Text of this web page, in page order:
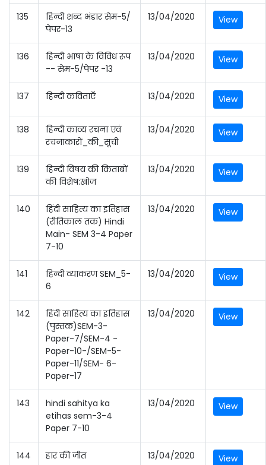
135
हिन्दी शब्द भंडार सेम-5/
पेपर-13
13/04/2020 View
136
हिन्दी भाषा के विविध रूप
-- सेम-5/पेपर -13
13/04/2020 View
137 हिन्दी कविताएँ 13/04/2020 View
138
हिन्दी काव्य रचना एवं
रचनाकारों_की_सूची
13/04/2020 View
139
हिन्दी विषय की किताबों
की विशेष:खोज
13/04/2020 View
140
हिंदी साहित्य का इतिहास
(रीतिकाल तक) Hindi
Main- SEM 3-4 Paper
7-10
13/04/2020 View
141
हिन्दी व्याकरण SEM_5-
6
13/04/2020 View
142
हिंदी साहित्य का इतिहास
(पुस्तक)SEM-3-
Paper-7/SEM-4 -
Paper-10-/SEM-5-
Paper-11/SEM- 6-
Paper-17
13/04/2020 View
143
hindi sahitya ka
etihas sem-3-4
Paper 7-10
13/04/2020 View
144 हार की जीत 13/04/2020 View